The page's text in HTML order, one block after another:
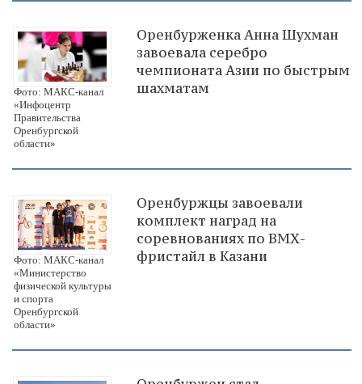
Фото: МАКС-канал
«Инфоцентр
Правительства
Оренбургской
области»
Оренбурженка Анна Шухман
завоевала серебро
чемпионата Азии по быстрым
шахматам
Фото: МАКС-канал
«Министерство
физической культуры
и спорта
Оренбургской
области»
Оренбуржцы завоевали
комплект наград на
соревнованиях по ВМХ-
фристайл в Казани